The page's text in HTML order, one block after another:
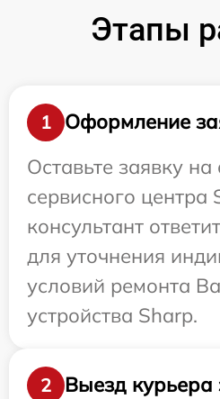
Этапы
1
Оформление
Оставьте заявку на
сервисного
консультант
для уточнения
условий ремонта
устройства Sharp.
2
Выезд курьера